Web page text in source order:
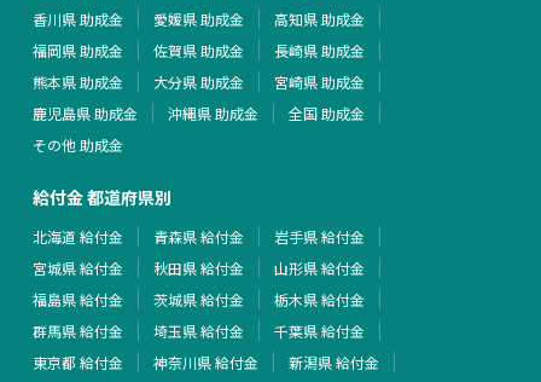
香川県 助成金
愛媛県 助成金
高知県 助成金
福岡県 助成金
佐賀県 助成金
長崎県 助成金
熊本県 助成金
大分県 助成金
宮崎県 助成金
鹿児島県 助成金
沖縄県 助成金
全国 助成金
その他 助成金
給付金 都道府県別
北海道 給付金 青森県 給付金
岩手県 給付金
宮城県 給付金
秋田県 給付金
山形県 給付金
福島県 給付金
茨城県 給付金
栃木県 給付金
群馬県 給付金
埼玉県 給付金
千葉県 給付金
東京都 給付金
神奈川県 給付金
新潟県 給付金